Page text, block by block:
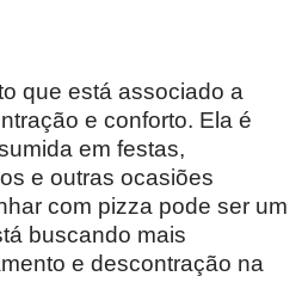
que está associado a
e conforto. Ela é
em festas,
e outras ocasiões
com pizza pode ser um
buscando mais
e descontração na